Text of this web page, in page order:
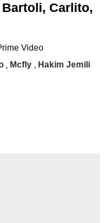
Carlito,
Video
, Mcfly , Hakim Jemili